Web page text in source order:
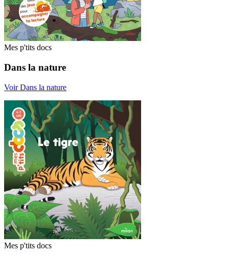
Mes p'tits docs
Dans la nature
Voir Dans la nature
Mes p'tits docs